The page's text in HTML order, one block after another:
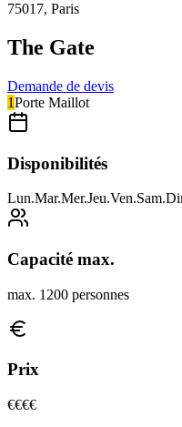
75017, Paris
The Gate
Demande de devis
1Porte Maillot
Disponibilités
Lun.Mar.Mer.Jeu.Ven.Sam.
Capacité max.
max. 1200 personnes
Prix
€€€€